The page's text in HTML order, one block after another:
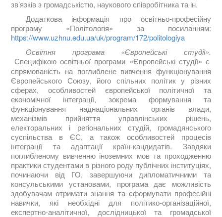
зв’язків з громадськістю, наукового співробітника та ін.
Додаткова інформація про освітньо-професійну
програму «Політологія» за посиланням:
https://www.uzhnu.edu.ua/uk/program/172/politologiya
Освітня програма «Європейські студії».
Специфікою освітньої програми «Європейські студії» є
спрямованість на поглиблене вивчення функціонування
Європейського Союзу, його спільних політик у різних
сферах, особливостей європейської політичної та
економічної інтеграції, зокрема формування та
функціонування наднаціональних органів влади,
механізмів прийняття управлінських рішень,
електоральних і регіональних студій, громадянського
суспільства в ЄС, а також особливостей процесів
інтеграції та адаптації країн-кандидатів. Завдяки
поглибленому вивченню іноземних мов та проходженню
практики студентами в різного роду публічних інституціях,
починаючи від ГО, завершуючи дипломатичними та
консульськими установами, програма дає можливість
здобувачам отримати знання та сформувати професійні
навички, які необхідні для політико-організаційної,
експертно-аналітичної, дослідницької та громадської